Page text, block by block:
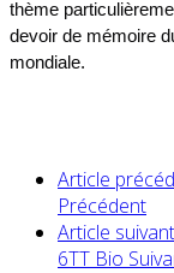
thème
devoir de mémoire
mondiale.
Article
Précédent
Article
6TT Bio